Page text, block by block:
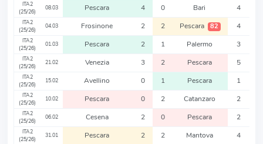
ITA2
(25/26)
08.03 Pescara 4 0 Bari 4
ITA2
(25/26)
04.03 Frosinone 2 2 Pescara 82 4
ITA2
(25/26)
01.03 Pescara 2 1 Palermo 3
ITA2
(25/26)
21.02 Venezia 3 2 Pescara 5
ITA2
(25/26)
15.02 Avellino 0 1 Pescara 1
ITA2
(25/26)
10.02 Pescara 0 2 Catanzaro 2
ITA2
(25/26)
06.02 Cesena 2 0 Pescara 2
ITA2
(25/26)
31.01 Pescara 2 2 Mantova 4